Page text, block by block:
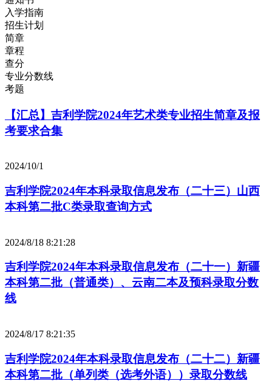
入学指南
招生计划
简章
章程
查分
专业分数线
考题
【汇总】吉利学院2024年艺术类专业招生简章及报
考要求合集
2024/10/1
吉利学院2024年本科录取信息发布（二十三）山西
本科第二批C类录取查询方式
2024/8/18 8:21:28
吉利学院2024年本科录取信息发布（二十一）新疆
本科第二批（普通类）、云南二本及预科录取分数
线
2024/8/17 8:21:35
吉利学院2024年本科录取信息发布（二十二）新疆
本科第二批（单列类（选考外语））录取分数线